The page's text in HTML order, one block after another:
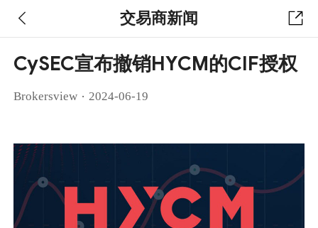
交易商新闻
CySEC宣布撤销HYCM的CIF授权
Brokersview · 2024-06-19